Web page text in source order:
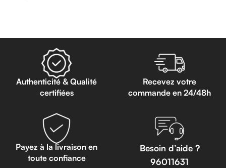
Authenticité & Qualité
certifiées
Recevez votre
commande en 24/48h
Payez à la livraison en
toute confiance
Besoin d’aide ?
96011631